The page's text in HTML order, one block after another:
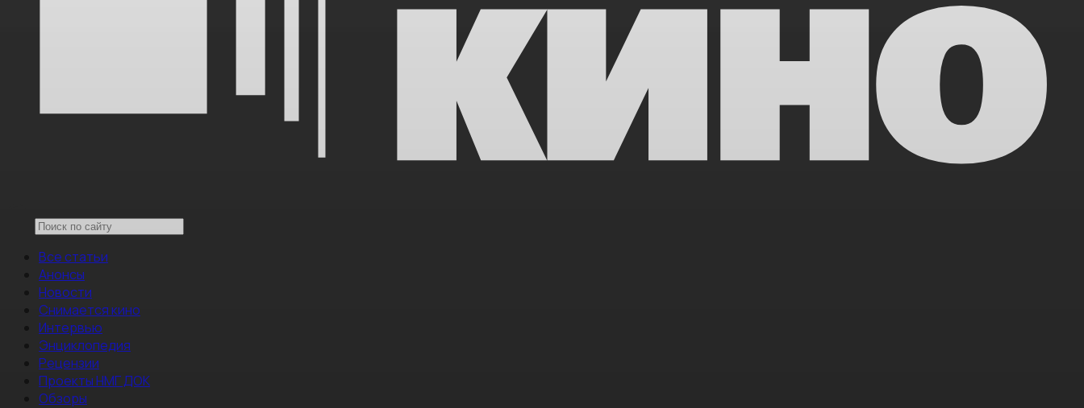
Все статьи
Анонсы
Новости
Снимается кино
Интервью
Энциклопедия
Рецензии
Проекты НМГ ДОК
Обзоры